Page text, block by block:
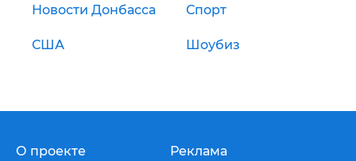
Новости Донбасса Спорт
США Шоубиз
О проекте Реклама